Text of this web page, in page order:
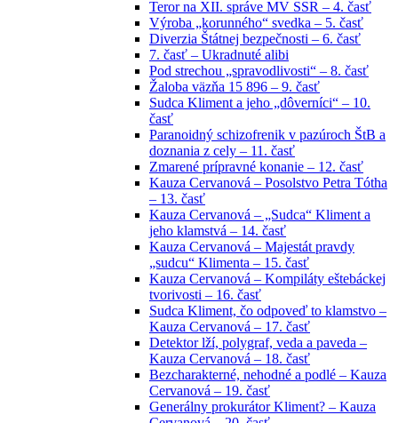
Teror na XII. správe MV SSR – 4. časť
Výroba „korunného“ svedka – 5. časť
Diverzia Štátnej bezpečnosti – 6. časť
7. časť – Ukradnuté alibi
Pod strechou „spravodlivosti“ – 8. časť
Žaloba väzňa 15 896 – 9. časť
Sudca Kliment a jeho „dôverníci“ – 10.
časť
Paranoidný schizofrenik v pazúroch ŠtB a
doznania z cely – 11. časť
Zmarené prípravné konanie – 12. časť
Kauza Cervanová – Posolstvo Petra Tótha
– 13. časť
Kauza Cervanová – „Sudca“ Kliment a
jeho klamstvá – 14. časť
Kauza Cervanová – Majestát pravdy
„sudcu“ Klimenta – 15. časť
Kauza Cervanová – Kompiláty eštebáckej
tvorivosti – 16. časť
Sudca Kliment, čo odpoveď to klamstvo –
Kauza Cervanová – 17. časť
Detektor lží, polygraf, veda a paveda –
Kauza Cervanová – 18. časť
Bezcharakterné, nehodné a podlé – Kauza
Cervanová – 19. časť
Generálny prokurátor Kliment? – Kauza